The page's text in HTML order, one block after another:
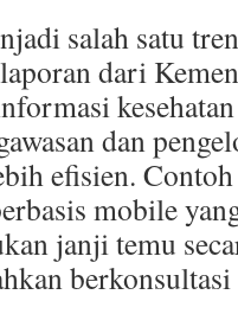
salah satu
dari
dan
efisien.
mobile
janji temu